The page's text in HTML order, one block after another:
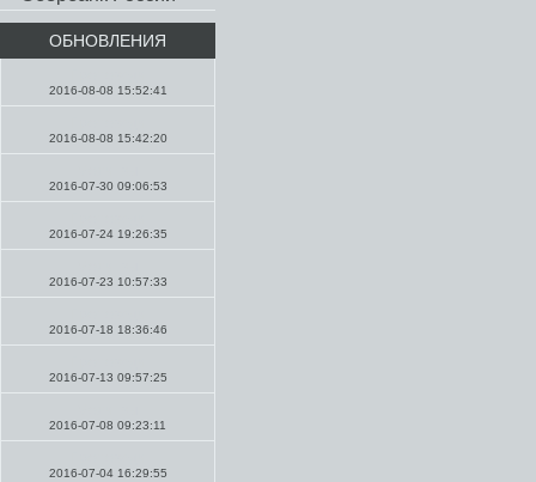
ОБНОВЛЕНИЯ
2016-08-08 15:52:41
2016-08-08 15:42:20
2016-07-30 09:06:53
2016-07-24 19:26:35
2016-07-23 10:57:33
2016-07-18 18:36:46
2016-07-13 09:57:25
2016-07-08 09:23:11
2016-07-04 16:29:55